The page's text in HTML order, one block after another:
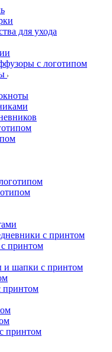
для ухода
с логотипом
с принтом
принтом
и шапки с принтом
принтом
принтом